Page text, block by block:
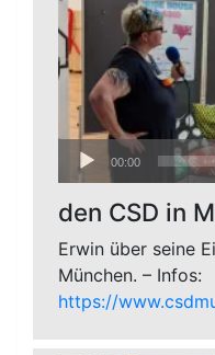
Audio-
Player
00:00
den CSD in
Erwin über seine
München. – Infos:
https://